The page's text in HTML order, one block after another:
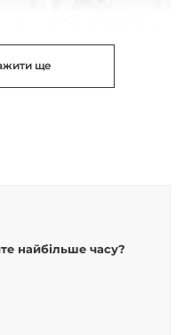
ще
найбільше часу?